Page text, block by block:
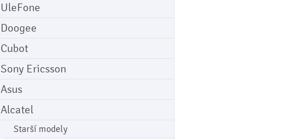
UleFone
Doogee
Cubot
Sony Ericsson
Asus
Alcatel
Starší modely